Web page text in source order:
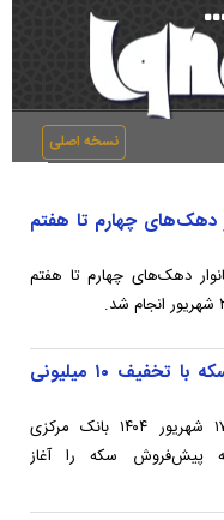
نسخه اصلی
دهک‌های چهارم تا هفتم
دهک‌های چهارم تا هفتم
پیش‌فروش سکه با تخفیف ۱۰ میلیونی
امروز دوشنبه ۱۷ شهریور ۱۴۰۴ بانک مرکزی
پیش‌فروش سکه را آغاز